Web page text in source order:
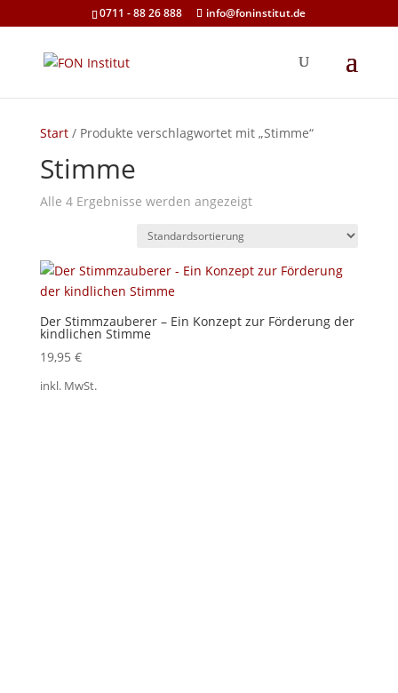
0711 - 88 26 888 info@foninstitut.de
Start/ Produkte verschlagwortet mit „Stimme“
Stimme
Alle 4 Ergebnisse werden angezeigt
Der Stimmzauberer – Ein Konzept zur Förderung der
kindlichen Stimme
19,95 €
inkl. MwSt.